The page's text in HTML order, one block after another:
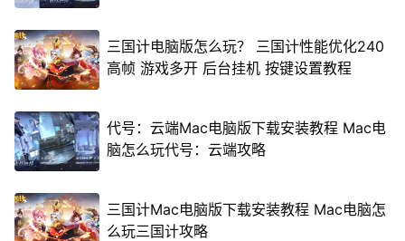
三国计电脑版怎么玩？ 三国计性能优化240
高帧 游戏多开 后台挂机 按键设置教程
代号：云端Mac电脑版下载安装教程 Mac电
脑怎么玩代号：云端攻略
三国计Mac电脑版下载安装教程 Mac电脑怎
么玩三国计攻略